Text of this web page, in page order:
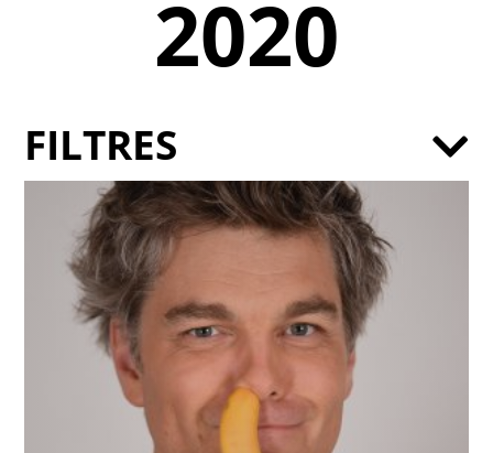
2020
FILTRES